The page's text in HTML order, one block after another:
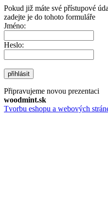
Pokud již máte své přístupové
zadejte je do tohoto formuláře
Jméno:
Heslo:
přihlásit
Připravujeme novou prezentaci
woodmint.sk
Tvorbu eshopu a webových